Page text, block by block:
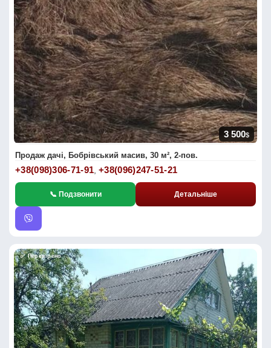
3 500$
Продаж дачі, Бобрівський масив, 30 м², 2-пов.
+38(098)306-71-91,+38(096)247-51-21
📞 Подзвонити Детальніше
✅ Перевірено